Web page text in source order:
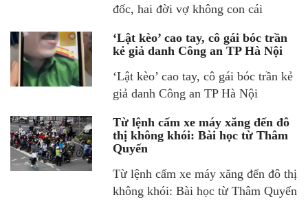
đốc, hai đời vợ không con cái
‘Lật kèo’ cao tay, cô gái bóc trần
kẻ giả danh Công an TP Hà Nội
‘Lật kèo’ cao tay, cô gái bóc trần kẻ
giả danh Công an TP Hà Nội
Từ lệnh cấm xe máy xăng đến đô
thị không khói: Bài học từ Thâm
Quyến
Từ lệnh cấm xe máy xăng đến đô thị
không khói: Bài học từ Thâm Quyến